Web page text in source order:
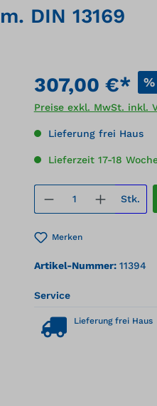
DIN 13169
307,00 €* %
Preise exkl. MwSt. inkl.
Lieferung frei Haus
Lieferzeit 17-18
Produkt Stk.
Merken
Artikel-Nummer: 11394
Service
Lieferung frei Haus